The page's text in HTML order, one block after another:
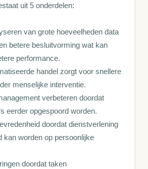
uit 5 onderdelen:
van grote hoeveelheden data
betere besluitvorming wat kan
performance.
handel zorgt voor snellere
menselijke interventie.
verbeteren doordat
eerder opgespoord worden.
doordat dienstverlening
kan worden op persoonlijke
doordat taken